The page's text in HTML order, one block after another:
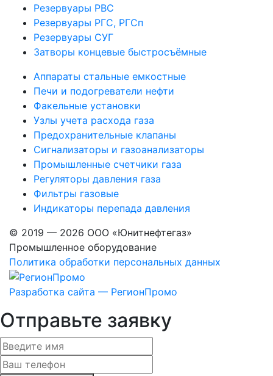
Резервуары РВС
Резервуары РГС, РГСп
Резервуары СУГ
Затворы концевые быстросъёмные
Аппараты стальные емкостные
Печи и подогреватели нефти
Факельные установки
Узлы учета расхода газа
Предохранительные клапаны
Сигнализаторы и газоанализаторы
Промышленные счетчики газа
Регуляторы давления газа
Фильтры газовые
Индикаторы перепада давления
© 2019 — 2026 ООО «Юнитнефтегаз»
Промышленное оборудование
Политика обработки персональных данных
Разработка сайта — РегионПромо
Отправьте заявку